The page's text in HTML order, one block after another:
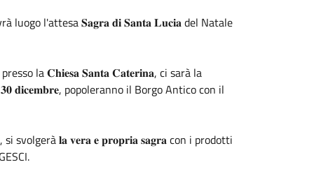
luogo l'attesa 𝐒𝐚𝐠𝐫𝐚 𝐝𝐢 𝐒𝐚𝐧𝐭𝐚 𝐋𝐮𝐜𝐢𝐚 del Natale
la 𝐂𝐡𝐢𝐞𝐬𝐚 𝐒𝐚𝐧𝐭𝐚 𝐂𝐚𝐭𝐞𝐫𝐢𝐧𝐚, ci sarà la
𝟑𝟎 𝐝𝐢𝐜𝐞𝐦𝐛𝐫𝐞, popoleranno il Borgo Antico con il
svolgerà 𝐥𝐚 𝐯𝐞𝐫𝐚 𝐞 𝐩𝐫𝐨𝐩𝐫𝐢𝐚 𝐬𝐚𝐠𝐫𝐚 con i prodotti